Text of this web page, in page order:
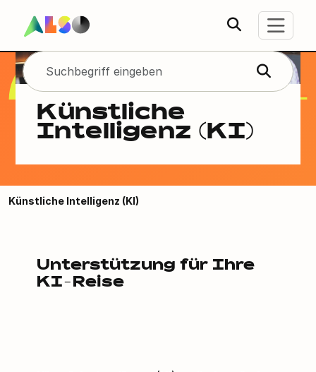
Künstliche
Intelligenz (KI)
Künstliche Intelligenz (KI)
Unterstützung für Ihre
KI-Reise